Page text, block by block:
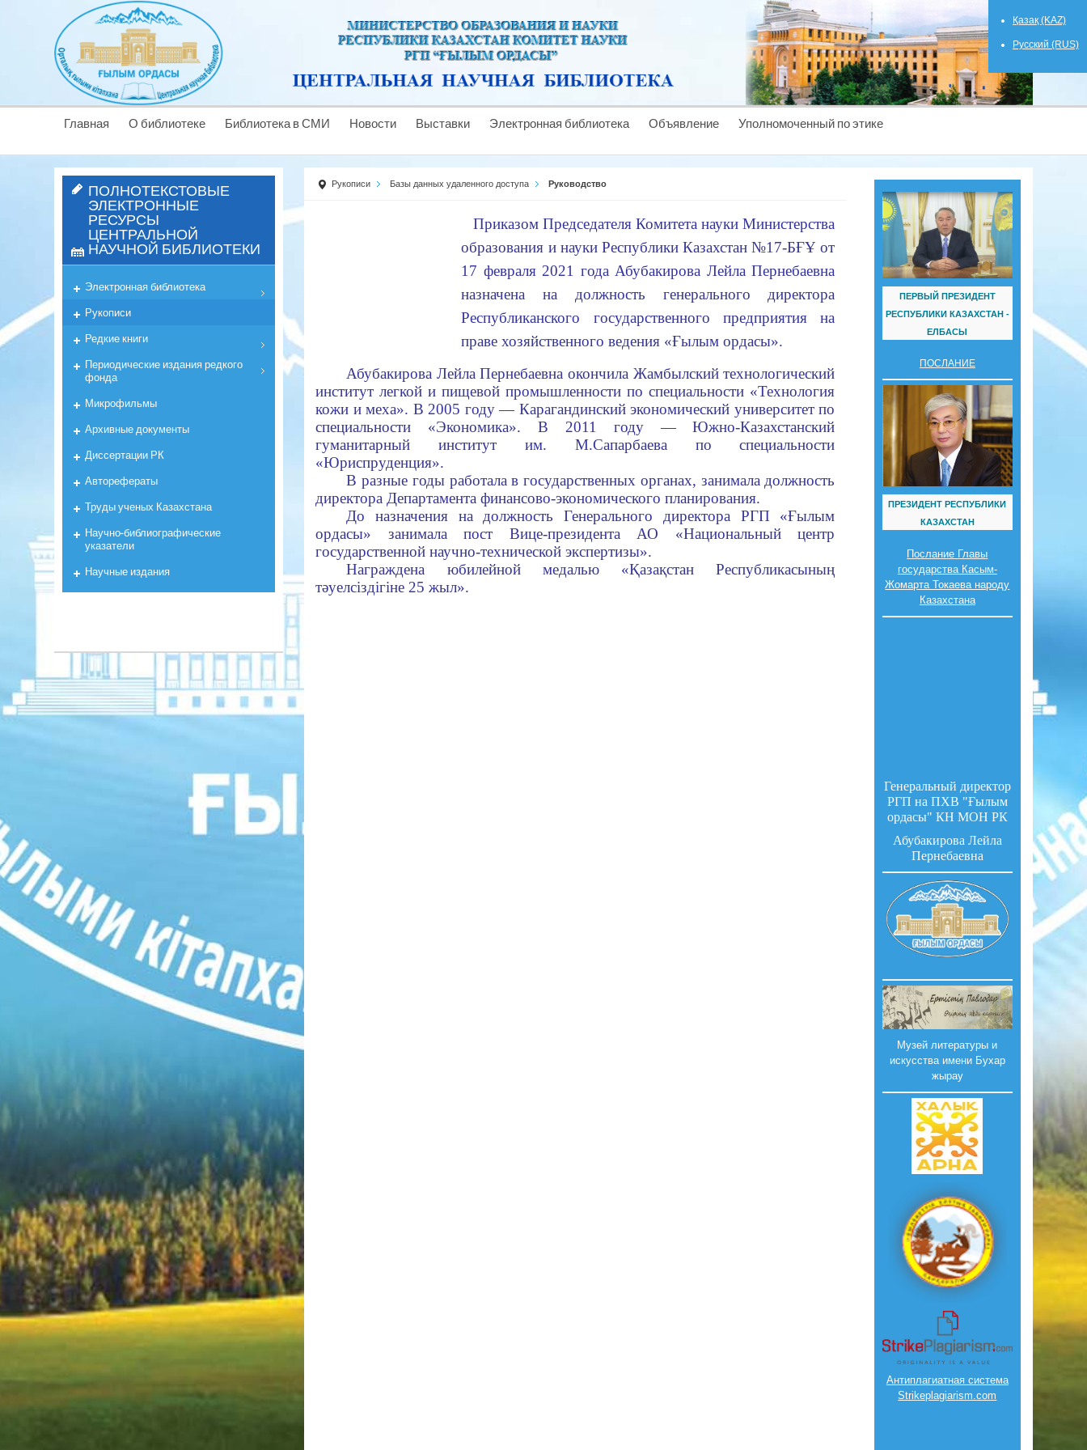
Қазақ (KAZ)
Русский (RUS)
Главная О библиотеке Библиотека в СМИ Новости Выставки Электронная библиотека Объявление Уполномоченный по этике
Рукописи Базы данных удаленного доступа Руководство
Приказом Председателя Комитета науки Министерства
образования и науки Республики Казахстан №17-БҒҰ от
17 февраля 2021 года Абубакирова Лейла Пернебаевна
назначена на должность генерального директора
Республиканского государственного предприятия на
праве хозяйственного ведения «Ғылым ордасы».
Абубакирова Лейла Пернебаевна окончила Жамбылский технологический
институт легкой и пищевой промышленности по специальности «Технология
кожи и меха». В 2005 году — Карагандинский экономический университет по
специальности «Экономика». В 2011 году — Южно-Казахстанский
гуманитарный институт им. М.Сапарбаева по специальности
«Юриспруденция».
В разные годы работала в государственных органах, занимала должность
директора Департамента финансово-экономического планирования.
До назначения на должность Генерального директора РГП «Ғылым
ордасы» занимала пост Вице-президента АО «Национальный центр
государственной научно-технической экспертизы».
Награждена юбилейной медалью «Қазақстан Республикасының
тәуелсіздігіне 25 жыл».
ПЕРВЫЙ ПРЕЗИДЕНТ
РЕСПУБЛИКИ КАЗАХСТАН -
ЕЛБАСЫ
ПОСЛАНИЕ
ПРЕЗИДЕНТ РЕСПУБЛИКИ
КАЗАХСТАН
Послание Главы
государства Касым-
Жомарта Токаева народу
Казахстана
Генеральный директор
РГП на ПХВ "Ғылым
ордасы" КН МОН РК
Абубакирова Лейла
Пернебаевна
Музей литературы и
искусства имени Бухар
жырау
Антиплагиатная система
Strikeplagiarism.com
ПОЛНОТЕКСТОВЫЕ
ЭЛЕКТРОННЫЕ
РЕСУРСЫ
ЦЕНТРАЛЬНОЙ
НАУЧНОЙ БИБЛИОТЕКИ
Электронная библиотека
Рукописи
Редкие книги
Периодические издания редкого
фонда
Микрофильмы
Архивные документы
Диссертации РК
Авторефераты
Труды ученых Казахстана
Научно-библиографические
указатели
Научные издания